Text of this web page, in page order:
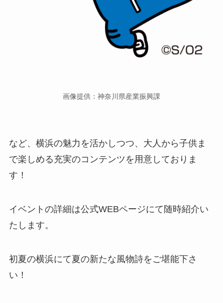
画像提供：神奈川県産業振興課
など、横浜の魅力を活かしつつ、大人から子供ま
で楽しめる充実のコンテンツを用意しておりま
す！
イベントの詳細は公式WEBページにて随時紹介い
たします。
初夏の横浜にて夏の新たな風物詩をご堪能下さ
い！